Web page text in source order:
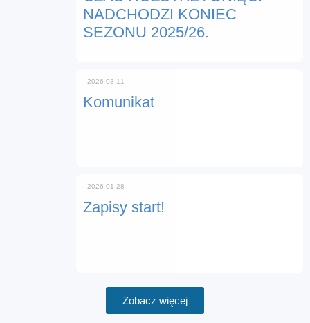
NADCHODZI KONIEC
SEZONU 2025/26.
Komunikat
⋅ 2026-03-11
Zapisy start!
⋅ 2026-01-28
Zobacz więcej